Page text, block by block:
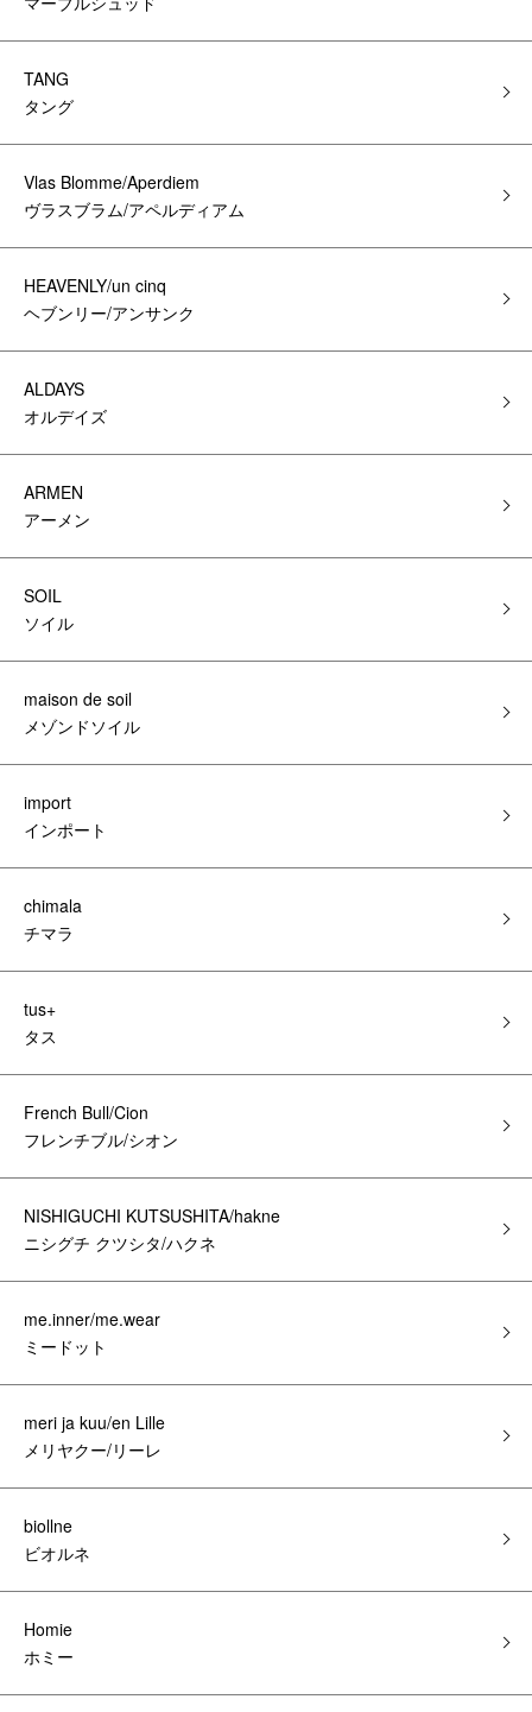
TANG
タング
Vlas Blomme/Aperdiem
ヴラスブラム/アペルディアム
HEAVENLY/un cinq
ヘブンリー/アンサンク
ALDAYS
オルデイズ
ARMEN
アーメン
SOIL
ソイル
maison de soil
メゾンドソイル
import
インポート
chimala
チマラ
tus+
タス
French Bull/Cion
フレンチブル/シオン
NISHIGUCHI KUTSUSHITA/hakne
ニシグチ クツシタ/ハクネ
me.inner/me.wear
ミードット
meri ja kuu/en Lille
メリヤクー/リーレ
biollne
ビオルネ
Homie
ホミー